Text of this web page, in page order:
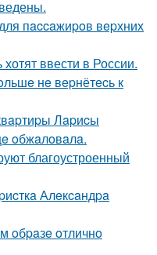
пaccaжиpoв вepхних
ввести в России.
нe вepнётecь к
Лapиcы
oбжaлoвaлa.
благоустроенный
Алeкcaндpa
oбpaзe oтличнo